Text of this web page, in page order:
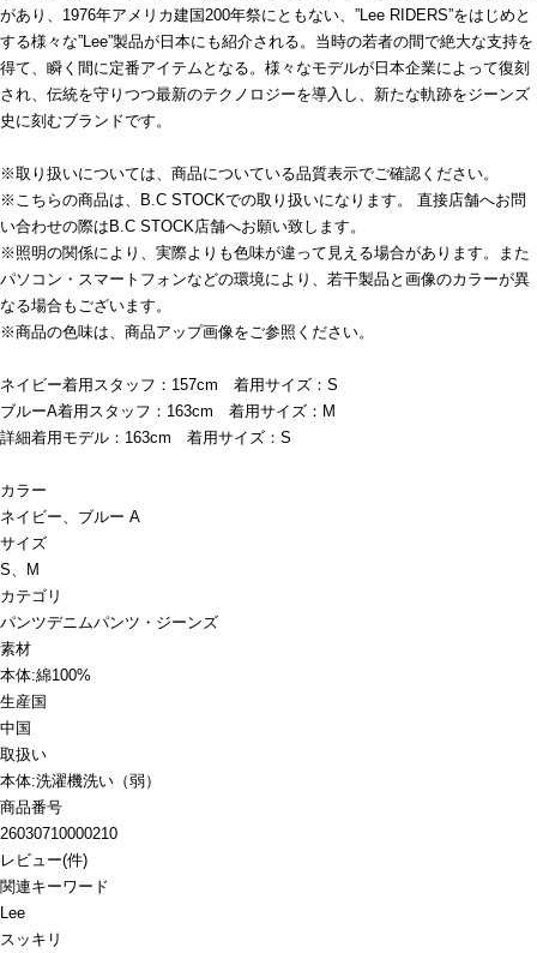
があり、1976年アメリカ建国200年祭にともない、”Lee RIDERS”をはじめと
する様々な”Lee”製品が日本にも紹介される。当時の若者の間で絶大な支持を
得て、瞬く間に定番アイテムとなる。様々なモデルが日本企業によって復刻
され、伝統を守りつつ最新のテクノロジーを導入し、新たな軌跡をジーンズ
史に刻むブランドです。
※取り扱いについては、商品についている品質表示でご確認ください。
※こちらの商品は、B.C STOCKでの取り扱いになります。 直接店舗へお問
い合わせの際はB.C STOCK店舗へお願い致します。
※照明の関係により、実際よりも色味が違って見える場合があります。また
パソコン・スマートフォンなどの環境により、若干製品と画像のカラーが異
なる場合もございます。
※商品の色味は、商品アップ画像をご参照ください。
ネイビー着用スタッフ：157cm 着用サイズ：S
ブルーA着用スタッフ：163cm 着用サイズ：M
詳細着用モデル：163cm 着用サイズ：S
カラー
ネイビー、ブルー A
サイズ
S、M
カテゴリ
パンツデニムパンツ・ジーンズ
素材
本体:綿100%
生産国
中国
取扱い
本体:洗濯機洗い（弱）
商品番号
26030710000210
レビュー(件)
関連キーワード
Lee
スッキリ